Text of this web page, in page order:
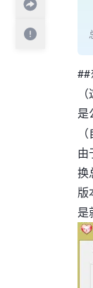
是
由
换
版
是